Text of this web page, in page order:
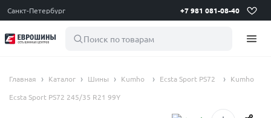
Санкт-Петербург +7 981 081-08-40
Поиск по товарам
Главная Каталог Шины Kumho Ecsta Sport PS72
Kumho
Ecsta Sport PS72 245/35 R21 99Y